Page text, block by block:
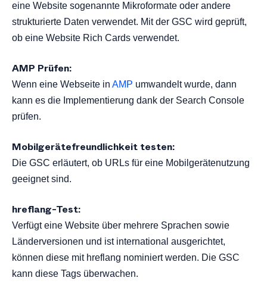
eine Website sogenannte Mikroformate oder andere
strukturierte Daten verwendet. Mit der GSC wird geprüft,
ob eine Website Rich Cards verwendet.
AMP Prüfen:
Wenn eine Webseite in AMP umwandelt wurde, dann
kann es die Implementierung dank der Search Console
prüfen.
Mobilgerätefreundlichkeit testen:
Die GSC erläutert, ob URLs für eine Mobilgerätenutzung
geeignet sind.
hreflang-Test:
Verfügt eine Website über mehrere Sprachen sowie
Länderversionen und ist international ausgerichtet,
können diese mit hreflang nominiert werden. Die GSC
kann diese Tags überwachen.